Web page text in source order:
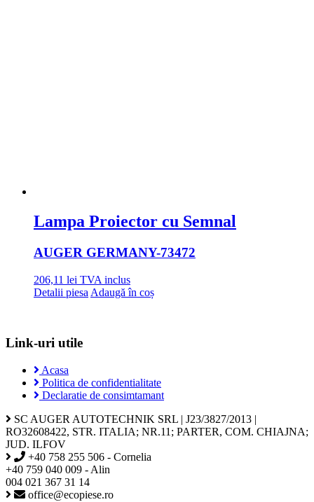
Lampa Proiector cu Semnal
AUGER GERMANY-73472
206,11 lei TVA inclus
Detalii piesa Adaugă în coș
Link-uri utile
Acasa
Politica de confidentialitate
Declaratie de consimtamant
SC AUGER AUTOTECHNIK SRL | J23/3827/2013 |
RO32608422, STR. ITALIA; NR.11; PARTER, COM. CHIAJNA;
JUD. ILFOV
+40 758 255 506 - Cornelia
+40 759 040 009 - Alin
004 021 367 31 14
office@ecopiese.ro